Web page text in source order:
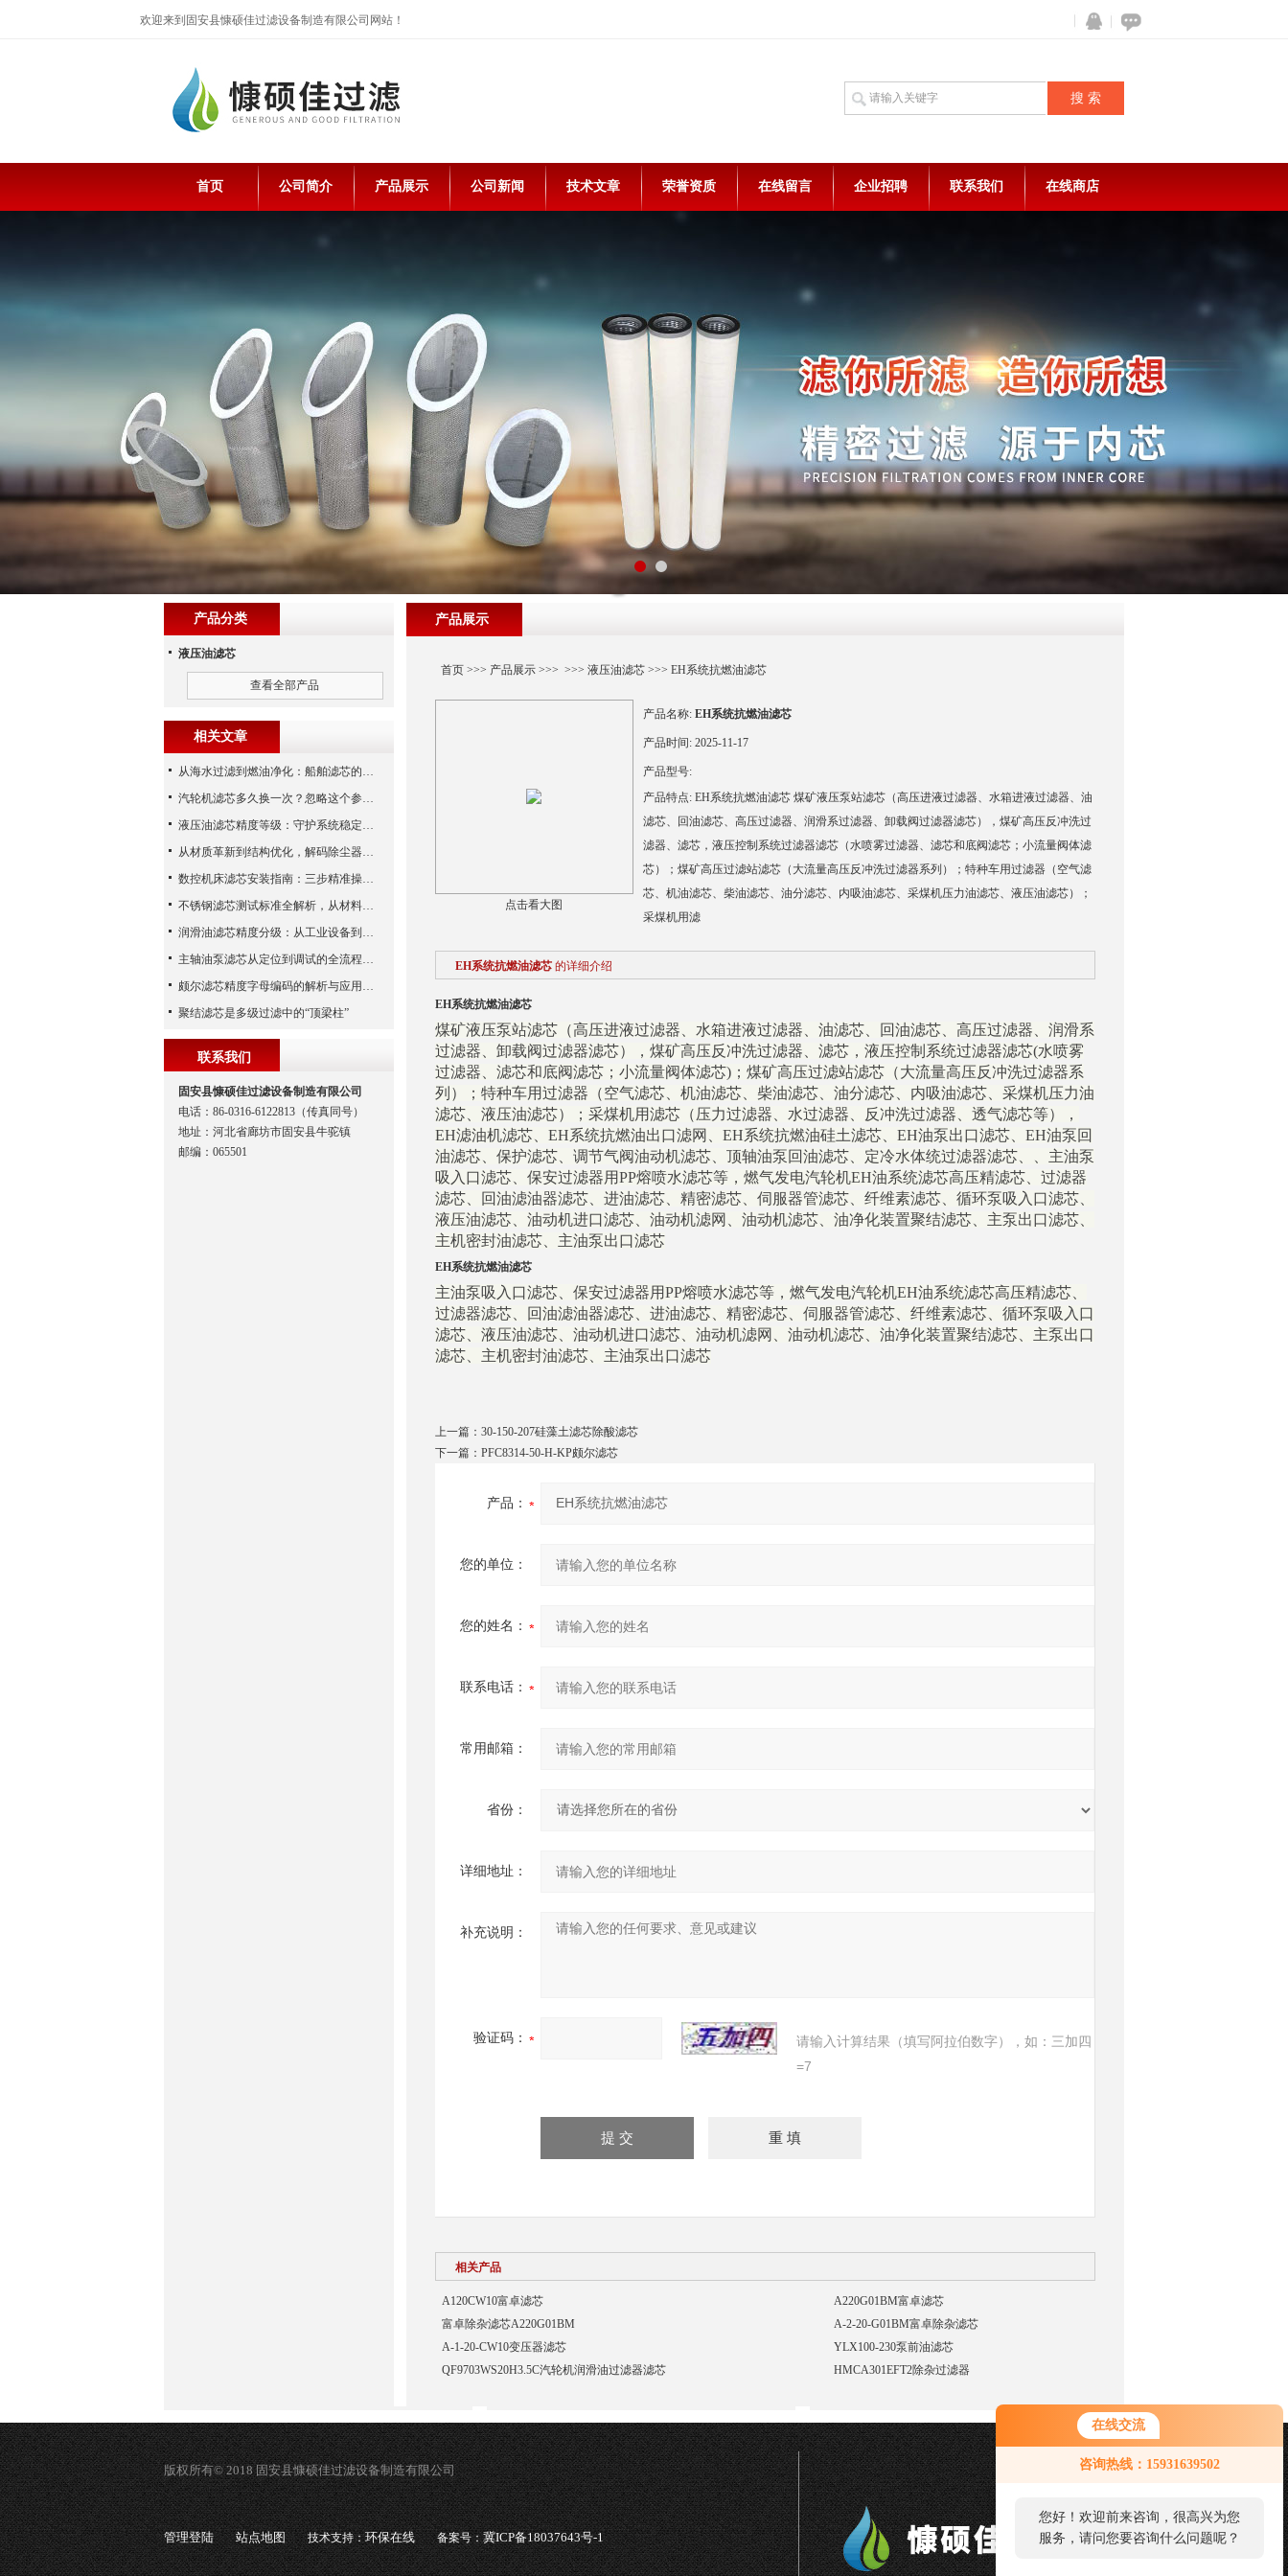
在线交流
咨询热线：15931639502
您好！欢迎前来咨询，很高兴为您
服务，请问您要咨询什么问题呢？
欢迎来到固安县慷硕佳过滤设备制造有限公司网站！
在线咨
QQ
首页 公司简介 产品展示 公司新闻 技术文章 荣誉资质 在线留言 企业招聘 联系我们 在线商店
产品展示
首页>>> 产品展示>>> >>> 液压油滤芯>>> EH系统抗燃油滤芯
点击看大图
产品名称: EH系统抗燃油滤芯
产品时间: 2025-11-17
产品型号:
产品特点: EH系统抗燃油滤芯 煤矿液压泵站滤芯（高压进液过滤器、水箱进液过滤器、油
滤芯、回油滤芯、高压过滤器、润滑系过滤器、卸载阀过滤器滤芯），煤矿高压反冲洗过
滤器、滤芯，液压控制系统过滤器滤芯（水喷雾过滤器、滤芯和底阀滤芯；小流量阀体滤
芯）；煤矿高压过滤站滤芯（大流量高压反冲洗过滤器系列）；特种车用过滤器（空气滤
芯、机油滤芯、柴油滤芯、油分滤芯、内吸油滤芯、采煤机压力油滤芯、液压油滤芯）；
采煤机用滤
EH系统抗燃油滤芯 的详细介绍
EH系统抗燃油滤芯
煤矿液压泵站滤芯（高压进液过滤器、水箱进液过滤器、油滤芯、回油滤芯、高压过滤器、润滑系
过滤器、卸载阀过滤器滤芯），煤矿高压反冲洗过滤器、滤芯，液压控制系统过滤器滤芯(水喷雾
过滤器、滤芯和底阀滤芯；小流量阀体滤芯)；煤矿高压过滤站滤芯（大流量高压反冲洗过滤器系
列）；特种车用过滤器（空气滤芯、机油滤芯、柴油滤芯、油分滤芯、内吸油滤芯、采煤机压力油
滤芯、液压油滤芯）；采煤机用滤芯（压力过滤器、水过滤器、反冲洗过滤器、透气滤芯等），
EH滤油机滤芯、EH系统抗燃油出口滤网、EH系统抗燃油硅土滤芯、EH油泵出口滤芯、EH油泵回
油滤芯、保护滤芯、调节气阀油动机滤芯、顶轴油泵回油滤芯、定冷水体统过滤器滤芯、
、主油泵
吸入口滤芯、保安过滤器用PP熔喷水滤芯等，燃气发电汽轮机EH油系统滤芯高压精滤芯、过滤器
滤芯、回油滤油器滤芯、进油滤芯、精密滤芯、伺服器管滤芯、纤维素滤芯、循环泵吸入口滤芯、
液压油滤芯、油动机进口滤芯、油动机滤网、油动机滤芯、油净化装置聚结滤芯、主泵出口滤芯、
主机密封油滤芯、主油泵出口滤芯
EH系统抗燃油滤芯
主油泵吸入口滤芯、保安过滤器用PP熔喷水滤芯等，燃气发电汽轮机EH油系统滤芯高压精滤芯、
过滤器滤芯、回油滤油器滤芯、进油滤芯、精密滤芯、伺服器管滤芯、纤维素滤芯、循环泵吸入口
滤芯、液压油滤芯、油动机进口滤芯、油动机滤网、油动机滤芯、油净化装置聚结滤芯、主泵出口
滤芯、主机密封油滤芯、主油泵出口滤芯
上一篇： 30-150-207硅藻土滤芯除酸滤芯
下一篇： PFC8314-50-H-KP颇尔滤芯
产品：
您的单位：
您的姓名：
联系电话：
常用邮箱：
省份：
详细地址：
补充说明：
验证码：
请输入计算结果（填写阿拉伯数字），如：三加四
=7
相关产品
A120CW10富卓滤芯
A220G01BM富卓滤芯
富卓除杂滤芯A220G01BM
A-2-20-G01BM富卓除杂滤芯
A-1-20-CW10变压器滤芯
YLX100-230泵前油滤芯
QF9703WS20H3.5C汽轮机润滑油过滤器滤芯
HMCA301EFT2除杂过滤器
产品分类
液压油滤芯
查看全部产品
相关文章
从海水过滤到燃油净化：船舶滤芯的多场景应用解析
汽轮机滤芯多久换一次？忽略这个参数，机组非停损失可能上百万！
液压油滤芯精度等级：守护系统稳定与寿命的“微米标尺”
从材质革新到结构优化，解码除尘器滤芯性能跃升的核心逻辑
数控机床滤芯安装指南：三步精准操作，杜绝设备“亚健康”
不锈钢滤芯测试标准全解析，从材料性能到应用场景的严苛验证
润滑油滤芯精度分级：从工业设备到精密系统的过滤密码
主轴油泵滤芯从定位到调试的全流程解析
颇尔滤芯精度字母编码的解析与应用指南
聚结滤芯是多级过滤中的“顶梁柱”
联系我们
固安县慷硕佳过滤设备制造有限公司
电话：86-0316-6122813（传真同号）
地址：河北省廊坊市固安县牛驼镇
邮编：065501
版权所有© 2018 固安县慷硕佳过滤设备制造有限公司
管理登陆 站点地图 技术支持：环保在线 备案号：冀ICP备18037643号-1